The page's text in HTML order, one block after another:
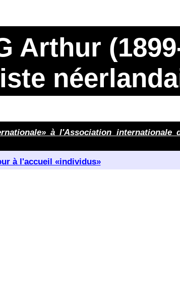
Arthur
à l'Association internationale
à l'accueil «individus»